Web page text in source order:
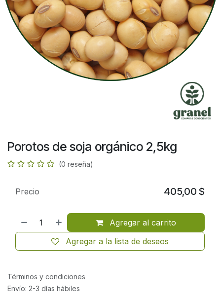
Porotos de soja orgánico 2,5kg
(0 reseña)
Agregar al carrito
Agregar a la lista de deseos
Precio 405,00 $
Términos y condiciones
Envío: 2-3 días hábiles